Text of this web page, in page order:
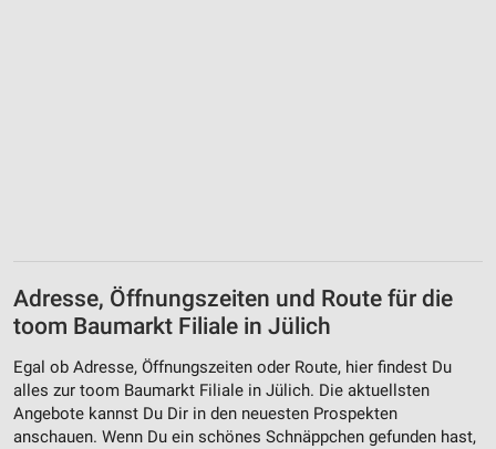
Adresse, Öffnungszeiten und Route für die
toom Baumarkt Filiale in Jülich
Egal ob Adresse, Öffnungszeiten oder Route, hier findest Du
alles zur toom Baumarkt Filiale in Jülich. Die aktuellsten
Angebote kannst Du Dir in den neuesten Prospekten
anschauen. Wenn Du ein schönes Schnäppchen gefunden hast,